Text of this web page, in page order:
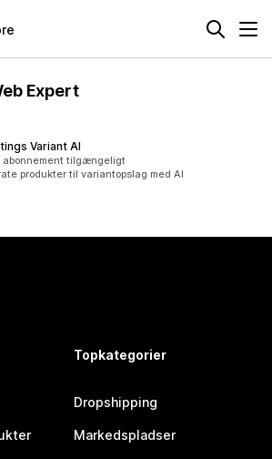
Expert
Variant AI
alt
abonnement tilgængeligt
produkter til variantopslag med AI
Topkategorier
Dropshipping
Markedspladser